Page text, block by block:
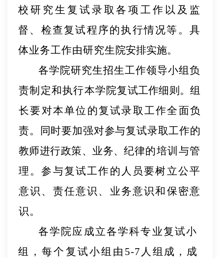
校研究生复试录取各项工作以及监
督、检查复试程序的执行情况等。具
体业务工作由研究生 院安排实施。
各学院研究生招生工作领导小组负
责制定和执行本学院复试工作细则。组
长要对本单位的复试录取工作全面负
责。
同时要加强对参与复试录取工作的
教师进行政策、业务、纪律的培训与管
理。参与复试工作的人员要树立公平
意识、责任意识、业务意识和保密意
识。
各学院应成立各学科专业复试小
组，每个复试小组由 5-7人组成，成